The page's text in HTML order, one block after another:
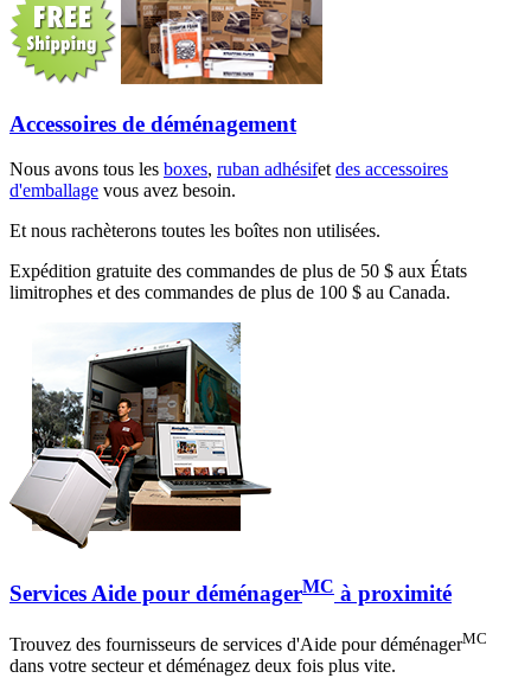
Accessoires de déménagement
Nous avons tous les boxes, ruban adhésifetdes accessoires
d'emballage vous avez besoin.
Et nous rachèterons toutes les boîtes non utilisées.
Expédition gratuite des commandes de plus de 50 $ aux États
limitrophes et des commandes de plus de 100 $ au Canada.
Services Aide pour déménagerMC à proximité
Trouvez des fournisseurs de services d'Aide pour déménagerMC
dans votre secteur et déménagez deux fois plus vite.